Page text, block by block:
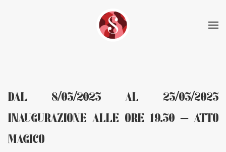
Skip to main content
DAL 8/03/2023 AL 23/03/2023
INAUGURAZIONE ALLE ORE 19.30 – ATTO
MAGICO